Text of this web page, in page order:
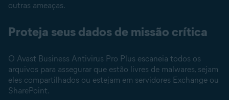
outras ameaças.
Proteja seus dados de missão crítica
O Avast Business Antivirus Pro Plus escaneia todos os
arquivos para assegurar que estão livres de malwares, sejam
eles compartilhados ou estejam em servidores Exchange ou
SharePoint.